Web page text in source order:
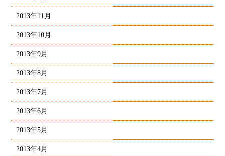
2013年11月
2013年10月
2013年9月
2013年8月
2013年7月
2013年6月
2013年5月
2013年4月